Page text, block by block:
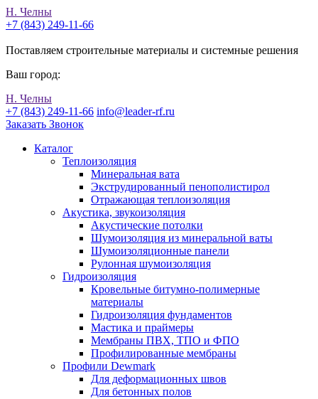
Н. Челны
+7 (843) 249-11-66
Поставляем строительные материалы и системные решения
Ваш город:
Н. Челны
+7 (843) 249-11-66 info@leader-rf.ru
Заказать Звонок
Каталог
Теплоизоляция
Минеральная вата
Экструдированный пенополистирол
Отражающая теплоизоляция
Акустика, звукоизоляция
Акустические потолки
Шумоизоляция из минеральной ваты
Шумоизоляционные панели
Рулонная шумоизоляция
Гидроизоляция
Кровельные битумно-полимерные
материалы
Гидроизоляция фундаментов
Мастика и праймеры
Мембраны ПВХ, ТПО и ФПО
Профилированные мембраны
Профили Dewmark
Для деформационных швов
Для бетонных полов